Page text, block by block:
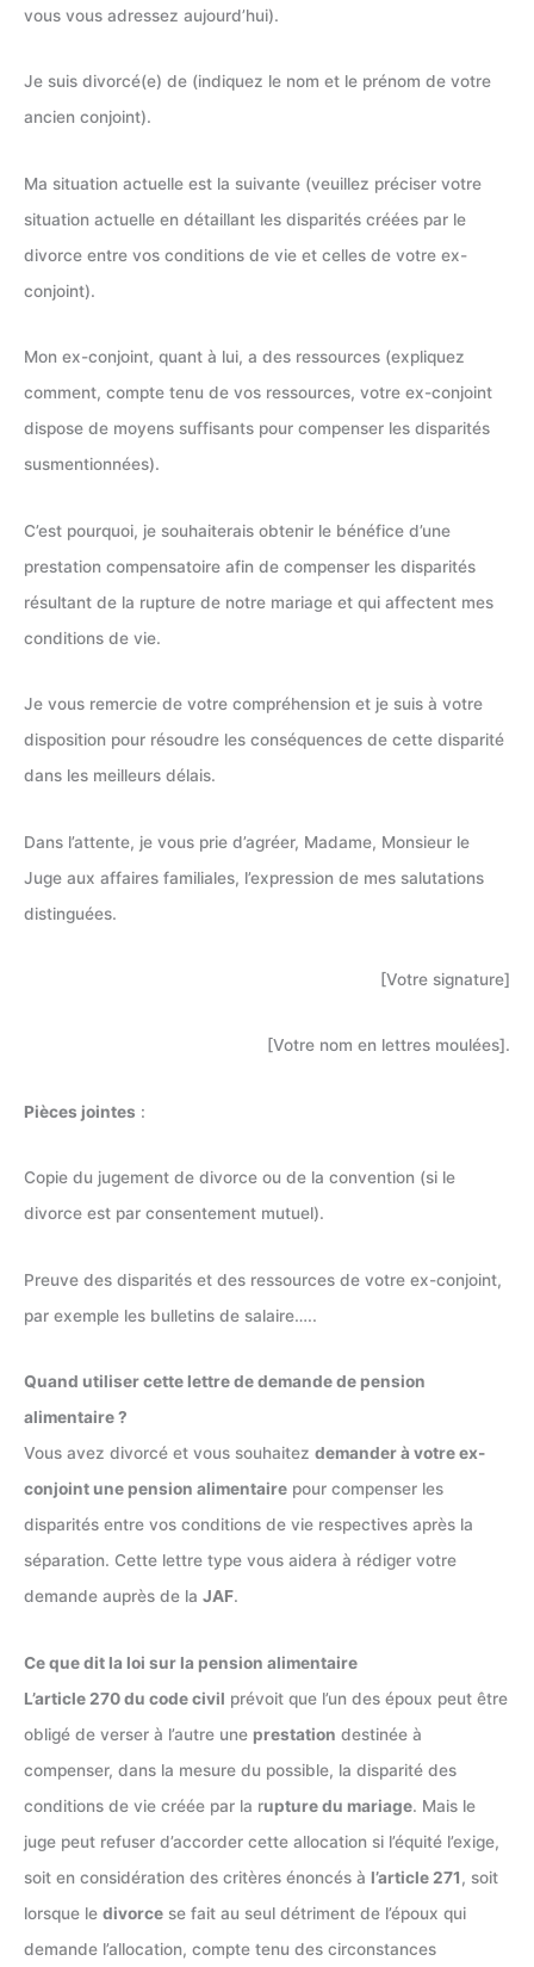
vous vous adressez aujourd’hui).
Je suis divorcé(e) de (indiquez le nom et le prénom de votre
ancien conjoint).
Ma situation actuelle est la suivante (veuillez préciser votre
situation actuelle en détaillant les disparités créées par le
divorce entre vos conditions de vie et celles de votre ex-
conjoint).
Mon ex-conjoint, quant à lui, a des ressources (expliquez
comment, compte tenu de vos ressources, votre ex-conjoint
dispose de moyens suffisants pour compenser les disparités
susmentionnées).
C’est pourquoi, je souhaiterais obtenir le bénéfice d’une
prestation compensatoire afin de compenser les disparités
résultant de la rupture de notre mariage et qui affectent mes
conditions de vie.
Je vous remercie de votre compréhension et je suis à votre
disposition pour résoudre les conséquences de cette disparité
dans les meilleurs délais.
Dans l’attente, je vous prie d’agréer, Madame, Monsieur le
Juge aux affaires familiales, l’expression de mes salutations
distinguées.
[Votre signature]
[Votre nom en lettres moulées].
Pièces jointes :
Copie du jugement de divorce ou de la convention (si le
divorce est par consentement mutuel).
Preuve des disparités et des ressources de votre ex-conjoint,
par exemple les bulletins de salaire…..
Quand utiliser cette lettre de demande de pension
alimentaire ?
Vous avez divorcé et vous souhaitez demander à votre ex-
conjoint une pension alimentaire pour compenser les
disparités entre vos conditions de vie respectives après la
séparation. Cette lettre type vous aidera à rédiger votre
demande auprès de la JAF.
Ce que dit la loi sur la pension alimentaire
L’article 270 du code civil prévoit que l’un des époux peut être
obligé de verser à l’autre une prestation destinée à
compenser, dans la mesure du possible, la disparité des
conditions de vie créée par la rupture du mariage. Mais le
juge peut refuser d’accorder cette allocation si l’équité l’exige,
soit en considération des critères énoncés à l’article 271, soit
lorsque le divorce se fait au seul détriment de l’époux qui
demande l’allocation, compte tenu des circonstances